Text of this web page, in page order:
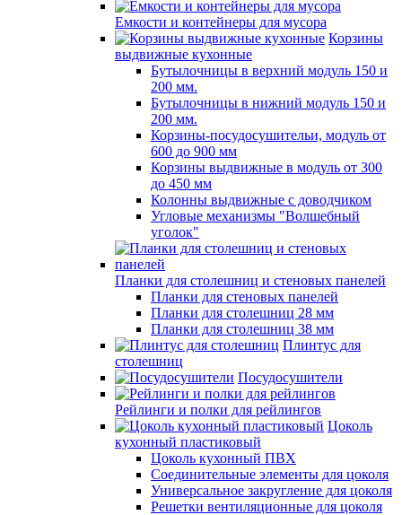
Емкости и контейнеры для мусора
Корзины
выдвижные кухонные
Бутылочницы в верхний модуль 150 и
200 мм.
Бутылочницы в нижний модуль 150 и
200 мм.
Корзины-посудосушительи, модуль от
600 до 900 мм
Корзины выдвижные в модуль от 300
до 450 мм
Колонны выдвижные с доводчиком
Угловые механизмы "Волшебный
уголок"
Планки для столешниц и стеновых панелей
Планки для стеновых панелей
Планки для столешниц 28 мм
Планки для столешниц 38 мм
Плинтус для
столешниц
Посудосушители
Рейлинги и полки для рейлингов
Цоколь
кухонный пластиковый
Цоколь кухонный ПВХ
Соединительные элементы для цоколя
Универсальное закругление для цоколя
Решетки вентиляционные для цоколя